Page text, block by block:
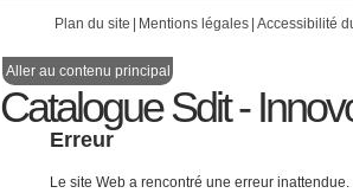
Plan du site Mentions légales Accessibilité
Aller au contenu principal
Catalogue Sdit -
Erreur
Le site Web a rencontré une erreur